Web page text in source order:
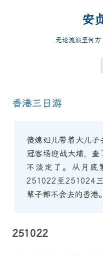
安
无论流浪至何
香港三日游
傻媳妇儿带着大儿
冠客场迎战大埔，
不淡定了。从月底
251022至251024
辈子都不会去的香港
251022